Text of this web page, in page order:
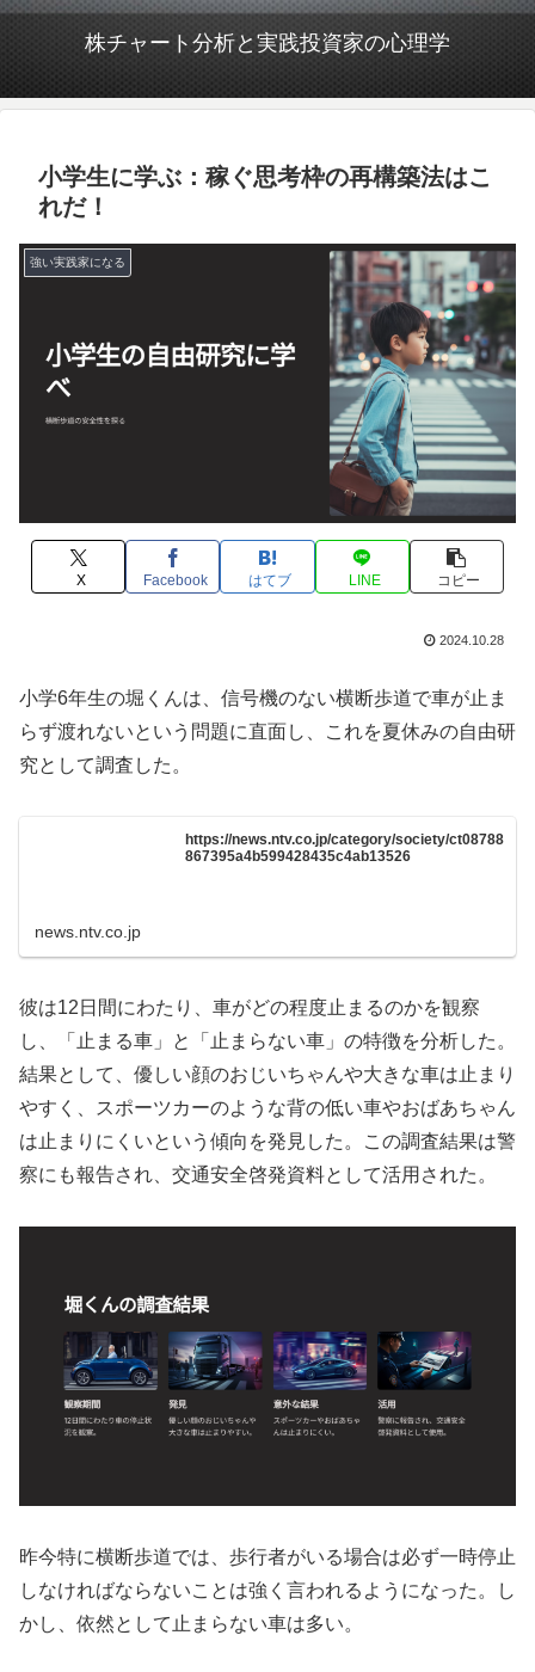
株チャート分析と実践投資家の心理学
小学生に学ぶ：稼ぐ思考枠の再構築法はこ
れだ！
強い実践家になる
X Facebook はてブ LINE コピー
2024.10.28
小学6年生の堀くんは、信号機のない横断歩道で車が止ま
らず渡れないという問題に直面し、これを夏休みの自由研
究として調査した。
https://news.ntv.co.jp/category/society/ct08788
867395a4b599428435c4ab13526
news.ntv.co.jp
彼は12日間にわたり、車がどの程度止まるのかを観察
し、「止まる車」と「止まらない車」の特徴を分析した。
結果として、優しい顔のおじいちゃんや大きな車は止まり
やすく、スポーツカーのような背の低い車やおばあちゃん
は止まりにくいという傾向を発見した。この調査結果は警
察にも報告され、交通安全啓発資料として活用された。
昨今特に横断歩道では、歩行者がいる場合は必ず一時停止
しなければならないことは強く言われるようになった。し
かし、依然として止まらない車は多い。